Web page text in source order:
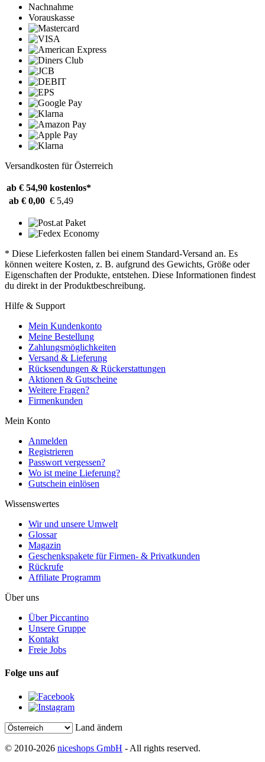
Nachnahme
Vorauskasse
Versandkosten für Österreich
ab € 54,90 kostenlos*
ab € 0,00 € 5,49
* Diese Lieferkosten fallen bei einem Standard-Versand an. Es
können weitere Kosten, z. B. aufgrund des Gewichts, Größe oder
Eigenschaften der Produkte, entstehen. Diese Informationen findest
du direkt in der Produktbeschreibung.
Hilfe & Support
Mein Kundenkonto
Meine Bestellung
Zahlungsmöglichkeiten
Versand & Lieferung
Rücksendungen & Rückerstattungen
Aktionen & Gutscheine
Weitere Fragen?
Firmenkunden
Mein Konto
Anmelden
Registrieren
Passwort vergessen?
Wo ist meine Lieferung?
Gutschein einlösen
Wissenswertes
Wir und unsere Umwelt
Glossar
Magazin
Geschenkspakete für Firmen- & Privatkunden
Rückrufe
Affiliate Programm
Über uns
Über Piccantino
Unsere Gruppe
Kontakt
Freie Jobs
Folge uns auf
Land ändern
© 2010-2026 niceshops GmbH - All rights reserved.